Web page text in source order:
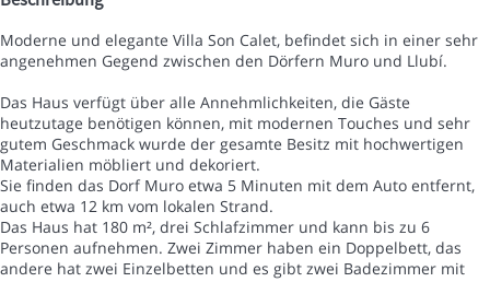
Moderne und elegante Villa Son Calet, befindet sich in einer sehr
angenehmen Gegend zwischen den Dörfern Muro und Llubí.
Das Haus verfügt über alle Annehmlichkeiten, die Gäste
heutzutage benötigen können, mit modernen Touches und sehr
gutem Geschmack wurde der gesamte Besitz mit hochwertigen
Materialien möbliert und dekoriert.
Sie finden das Dorf Muro etwa 5 Minuten mit dem Auto entfernt,
auch etwa 12 km vom lokalen Strand.
Das Haus hat 180 m², drei Schlafzimmer und kann bis zu 6
Personen aufnehmen. Zwei Zimmer haben ein Doppelbett, das
andere hat zwei Einzelbetten und es gibt zwei Badezimmer mit